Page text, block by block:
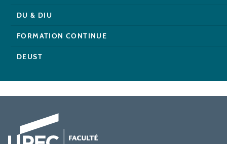
DU & DIU
FORMATION CONTINUE
DEUST